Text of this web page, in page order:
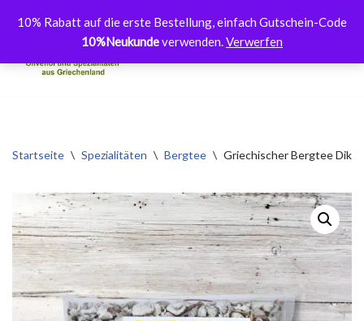
10% Rabatt auf die erste Bestellung, einfach Gutschein-Code
10%Neukundeverwenden.Verwerfen
Inhalt
Startseite \ Spezialitäten \ Bergtee \ Griechischer Bergtee